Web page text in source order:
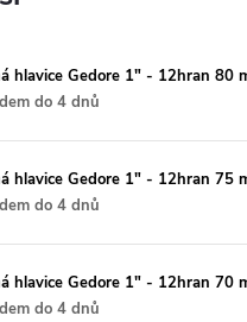
hlavice Gedore 1" - 12hran 80
do 4 dnů
hlavice Gedore 1" - 12hran 75
do 4 dnů
hlavice Gedore 1" - 12hran 70
do 4 dnů